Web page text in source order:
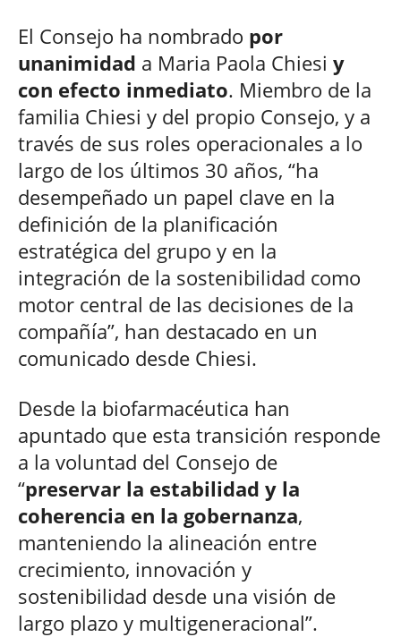
El Consejo ha nombrado por
unanimidad a Maria Paola Chiesi y
con efecto inmediato. Miembro de la
familia Chiesi y del propio Consejo, y a
través de sus roles operacionales a lo
largo de los últimos 30 años, “ha
desempeñado un papel clave en la
definición de la planificación
estratégica del grupo y en la
integración de la sostenibilidad como
motor central de las decisiones de la
compañía”, han destacado en un
comunicado desde Chiesi.
Desde la biofarmacéutica han
apuntado que esta transición responde
a la voluntad del Consejo de
“preservar la estabilidad y la
coherencia en la gobernanza,
manteniendo la alineación entre
crecimiento, innovación y
sostenibilidad desde una visión de
largo plazo y multigeneracional”.